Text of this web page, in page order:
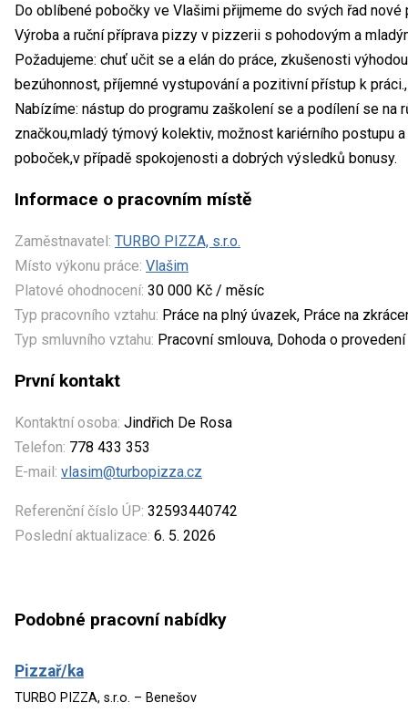
Do oblíbené pobočky ve Vlašimi přijmeme do svých řad nové
Výroba a ruční příprava pizzy v pizzerii s pohodovým a
Požadujeme: chuť učit se a elán do práce, zkušenosti
bezúhonnost, příjemné vystupování a pozitivní přístup k
Nabízíme: nástup do programu zaškolení se a podílení se
značkou,mladý týmový kolektiv, možnost kariérního postupu
poboček,v případě spokojenosti a dobrých výsledků bonusy.
Informace o pracovním místě
Zaměstnavatel: TURBO PIZZA, s.r.o.
Místo výkonu práce: Vlašim
Platové ohodnocení: 30 000 Kč / měsíc
Typ pracovního vztahu: Práce na plný úvazek, Práce na
Typ smluvního vztahu: Pracovní smlouva, Dohoda o
První kontakt
Kontaktní osoba: Jindřich De Rosa
Telefon: 778 433 353
E-mail: vlasim@turbopizza.cz
Referenční číslo ÚP: 32593440742
Poslední aktualizace: 6. 5. 2026
Podobné pracovní nabídky
Pizzař/ka
TURBO PIZZA, s.r.o. – Benešov